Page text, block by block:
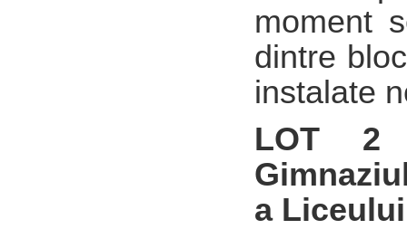
moment
dintre
instalate
LOT 2
a